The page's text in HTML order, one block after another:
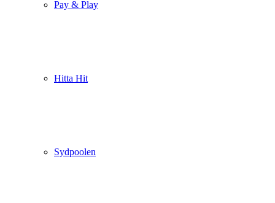
Pay & Play
Hitta Hit
Sydpoolen